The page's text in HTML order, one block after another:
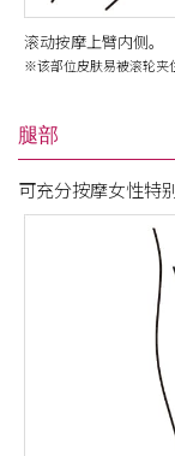
滚动按摩上臂内侧。
※该部位皮肤易被滚轮夹
腿部
可充分按摩女性特